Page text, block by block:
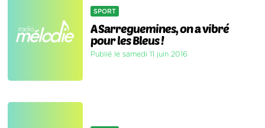
SPORT
A Sarreguemines, on a vibré
pour les Bleus !
Publié le samedi 11 juin 2016